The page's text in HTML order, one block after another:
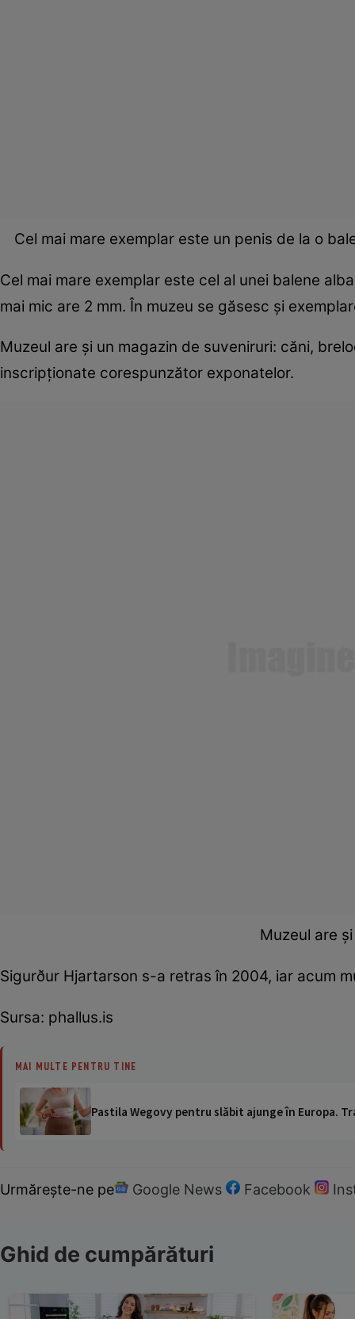
Cel mai mare exemplar este un penis de la o
Cel mai mare exemplar este cel al unei balene
mai mic are 2 mm. În muzeu se găsesc şi
Muzeul are și un magazin de suveniruri: căni,
inscripționate corespunzător exponatelor.
Muzeul are
Sigurður Hjartarson s-a retras în 2004, iar acum
Sursa: phallus.is
MAI MULTE PENTRU TINE
Pastila Wegovy pentru slăbit ajunge în Europa.
Urmărește-ne pe Google News Facebook
Ghid de cumpărături